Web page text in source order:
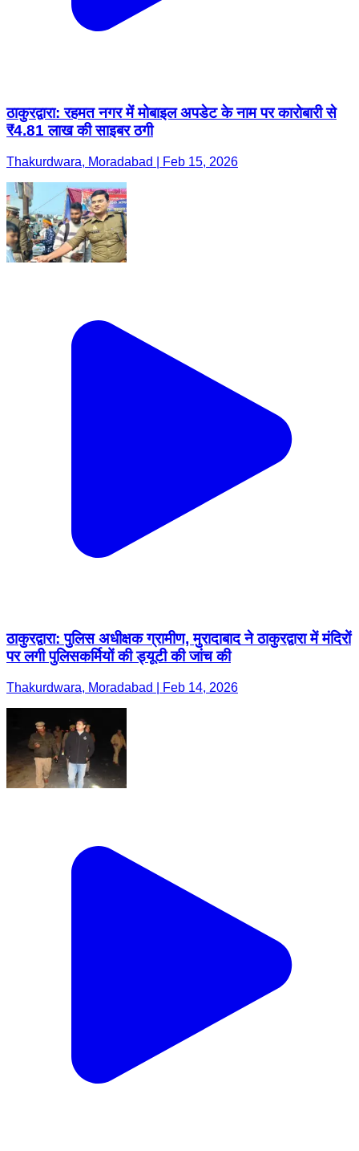
ठाकुरद्वारा: रहमत नगर में मोबाइल अपडेट के नाम पर कारोबारी से
₹4.81 लाख की साइबर ठगी
Thakurdwara, Moradabad | Feb 15, 2026
ठाकुरद्वारा: पुलिस अधीक्षक ग्रामीण, मुरादाबाद ने ठाकुरद्वारा में मंदिरों
पर लगी पुलिसकर्मियों की ड्यूटी की जांच की
Thakurdwara, Moradabad | Feb 14, 2026